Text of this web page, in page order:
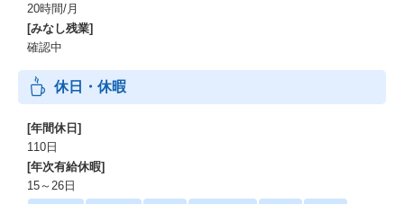
20時間/月
[みなし残業]
確認中
休日・休暇
[年間休日]
110日
[年次有給休暇]
15～26日